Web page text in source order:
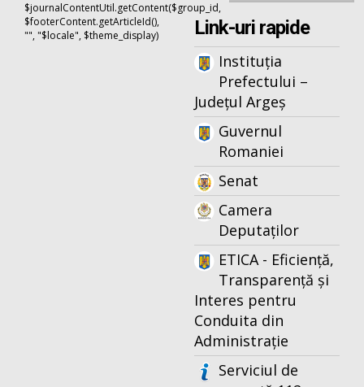
$journalContentUtil.getContent($group_id,
$footerContent.getArticleId(),
"", "$locale", $theme_display)
Link-uri rapide
Instituția
Prefectului –
Județul Argeș
Guvernul
Romaniei
Senat
Camera
Deputaților
ETICA - Eficiență,
Transparență și
Interes pentru
Conduita din
Administrație
Serviciul de